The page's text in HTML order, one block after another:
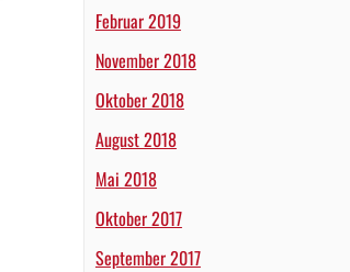
Februar 2019
November 2018
Oktober 2018
August 2018
Mai 2018
Oktober 2017
September 2017